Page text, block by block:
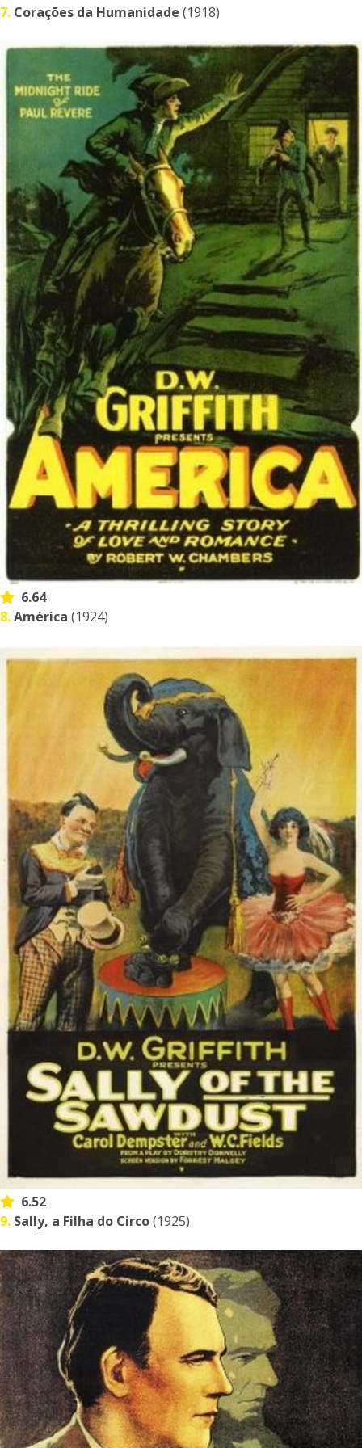
7. Corações da Humanidade (1918)
6.64
8.América (1924)
6.52
9. Sally, a Filha do Circo(1925)